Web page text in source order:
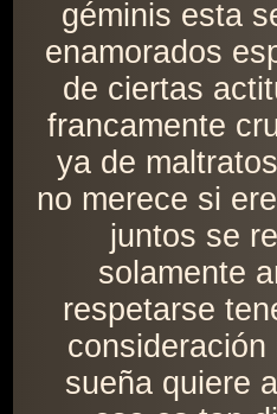
géminis esta
enamorados
de ciertas
francamente
ya de
no merece si
juntos se
solamente
respetarse
sueña quiere